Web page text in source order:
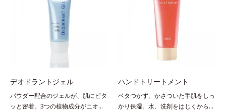
の威力がわかります。
デオドラントジェル
パウダー配合のジェルが、肌にピタ
ッと密着。3つの植物成分がニオイ
ハンドトリートメント
ベタつかず、かさついた手肌をしっ
かり保湿。水、洗剤をはじくからキ